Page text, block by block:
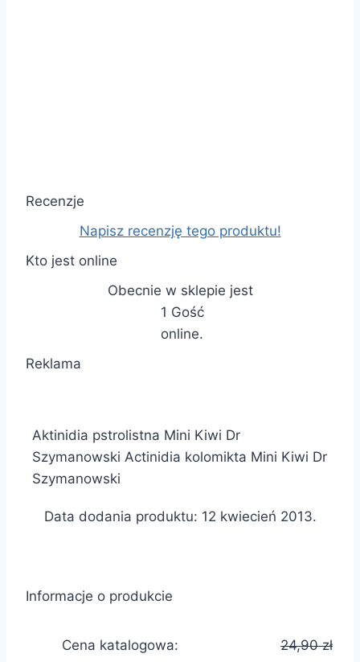
Recenzje
Napisz recenzję tego produktu!
Kto jest online
Obecnie w sklepie jest
1 Gość
online.
Reklama
Aktinidia pstrolistna Mini Kiwi Dr
Szymanowski Actinidia kolomikta Mini Kiwi Dr
Szymanowski
Data dodania produktu: 12 kwiecień 2013.
Informacje o produkcie
Cena katalogowa: 24,90 zł